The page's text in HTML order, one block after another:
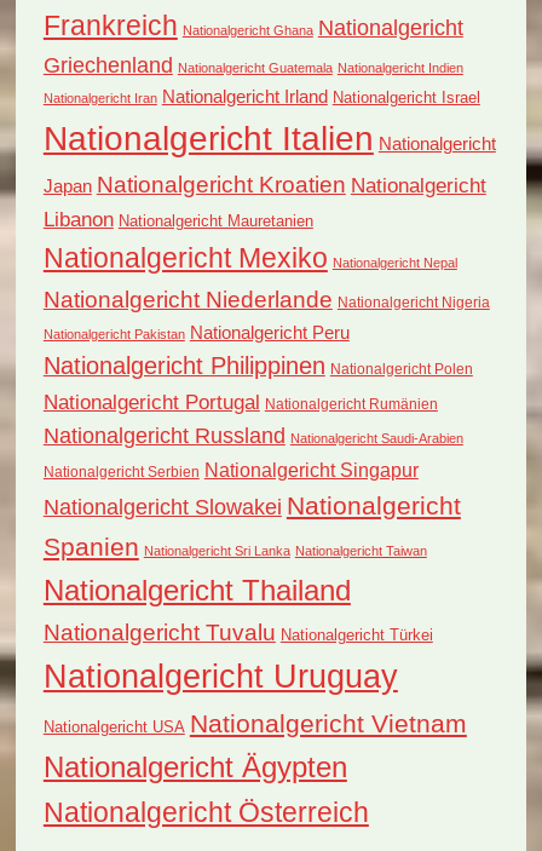
Frankreich Nationalgericht Ghana Nationalgericht
Griechenland Nationalgericht Guatemala Nationalgericht Indien
Nationalgericht Iran Nationalgericht Irland Nationalgericht Israel
Nationalgericht Italien Nationalgericht
Japan Nationalgericht Kroatien Nationalgericht
Libanon Nationalgericht Mauretanien
Nationalgericht Mexiko Nationalgericht Nepal
Nationalgericht Niederlande Nationalgericht Nigeria
Nationalgericht Pakistan Nationalgericht Peru
Nationalgericht Philippinen Nationalgericht Polen
Nationalgericht Portugal Nationalgericht Rumänien
Nationalgericht Russland Nationalgericht Saudi-Arabien
Nationalgericht Serbien Nationalgericht Singapur
Nationalgericht Slowakei Nationalgericht
Spanien Nationalgericht Sri Lanka Nationalgericht Taiwan
Nationalgericht Thailand
Nationalgericht Tuvalu Nationalgericht Türkei
Nationalgericht Uruguay
Nationalgericht USA Nationalgericht Vietnam
Nationalgericht Ägypten
Nationalgericht Österreich